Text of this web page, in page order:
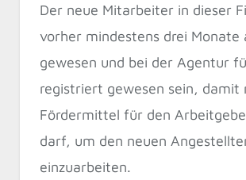
Der neue Mitarbeiter in dieser
vorher mindestens drei Monate
gewesen und bei der Agentur
registriert gewesen sein, damit
Fördermittel für den
darf, um den neuen
einzuarbeiten.